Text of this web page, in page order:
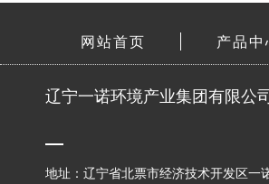
网站首页 产品中
辽宁一诺环境产业集团有限公
地址：辽宁省北票市经济技术开发区一